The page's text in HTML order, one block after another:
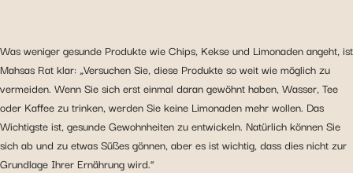
Was weniger gesunde Produkte wie Chips, Kekse und Limonaden angeht, ist
Mahsas Rat klar: „Versuchen Sie, diese Produkte so weit wie möglich zu
vermeiden. Wenn Sie sich erst einmal daran gewöhnt haben, Wasser, Tee
oder Kaffee zu trinken, werden Sie keine Limonaden mehr wollen. Das
Wichtigste ist, gesunde Gewohnheiten zu entwickeln. Natürlich können Sie
sich ab und zu etwas Süßes gönnen, aber es ist wichtig, dass dies nicht zur
Grundlage Ihrer Ernährung wird.“